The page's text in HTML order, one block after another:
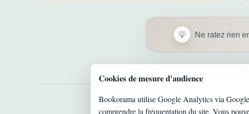
Cookies de mesure d'audience
Bookorama utilise Google Analytics via
comprendre la fréquentation du site. Vous
Ne ratez rien